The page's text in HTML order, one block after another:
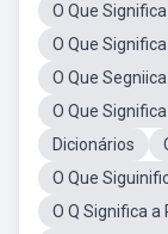
O Que
O Que
O Que
O Que
Dicionários
O Que
O Q Significa